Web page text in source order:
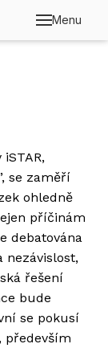
Menu
se zaměří
ohledně
příčinám
debatována
nezávislost,
řešení
bude
se pokusí
především